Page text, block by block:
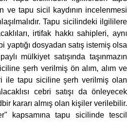
ve tapu sicil kaydının incelenmesi
Tapu sicilindeki ilgililere
irtifak hakkı sahipleri, aynı
yaptığı dosyadan satış istemiş olsa
mülkiyet satışında taşınmazın
şerh verilmiş ön alım, alım ve
ile tapu siciline şerh verilmiş olan
cebri satışı da önleyecek
kararı almış olan kişiler verilebilir.
kapsamına tapu sicilinde tescil